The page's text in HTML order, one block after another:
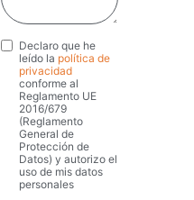
Privacy*
Declaro que he
leído la política de
privacidad
conforme al
Reglamento UE
2016/679
(Reglamento
General de
Protección de
Datos) y autorizo el
uso de mis datos
personales